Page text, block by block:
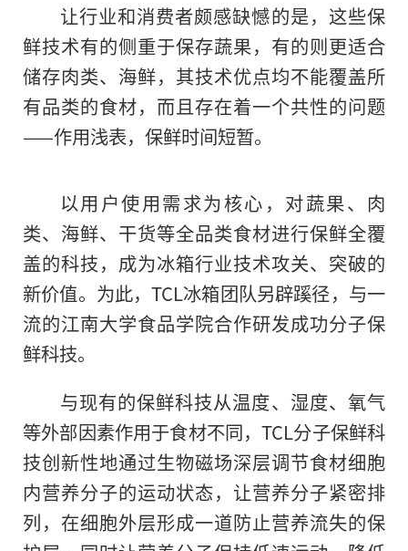
让行业和消费者颇感缺憾的是，这些保
鲜技术有的侧重于保存蔬果，有的则更适合
储存肉类、海鲜，其技术优点均不能覆盖所
有品类的食材，而且存在着一个共性的问题
——作用浅表，保鲜时间短暂。
以用户使用需求为核心，对蔬果、肉
类、海鲜、干货等全品类食材进行保鲜全覆
盖的科技，成为冰箱行业技术攻关、突破的
新价值。为此，TCL冰箱团队另辟蹊径，与一
流的江南大学食品学院合作研发成功分子保
鲜科技。
与现有的保鲜科技从温度、湿度、氧气
等外部因素作用于食材不同，TCL分子保鲜科
技创新性地通过生物磁场深层调节食材细胞
内营养分子的运动状态，让营养分子紧密排
列，在细胞外层形成一道防止营养流失的保